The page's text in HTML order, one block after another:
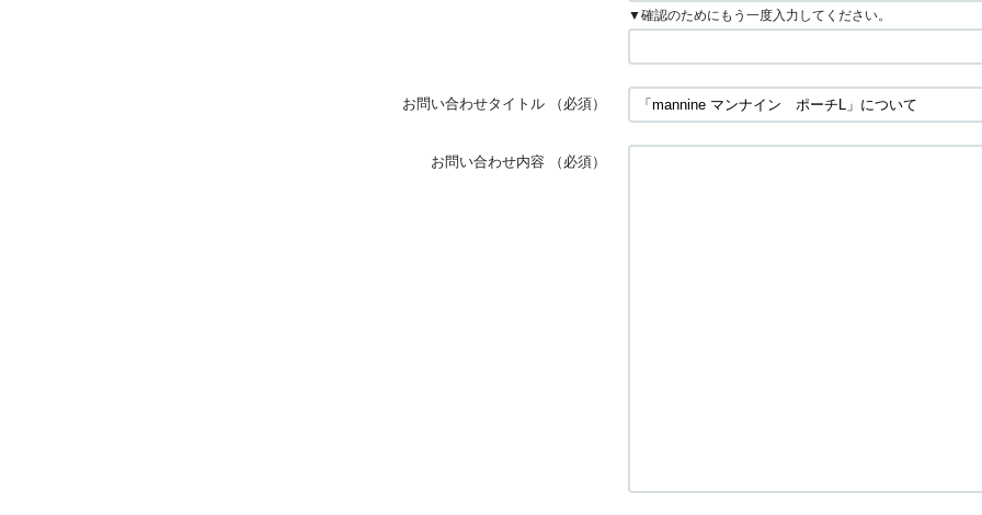
▼確認のためにもう一度入力してください。
お問い合わせタイトル （必須）
お問い合わせ内容 （必須）